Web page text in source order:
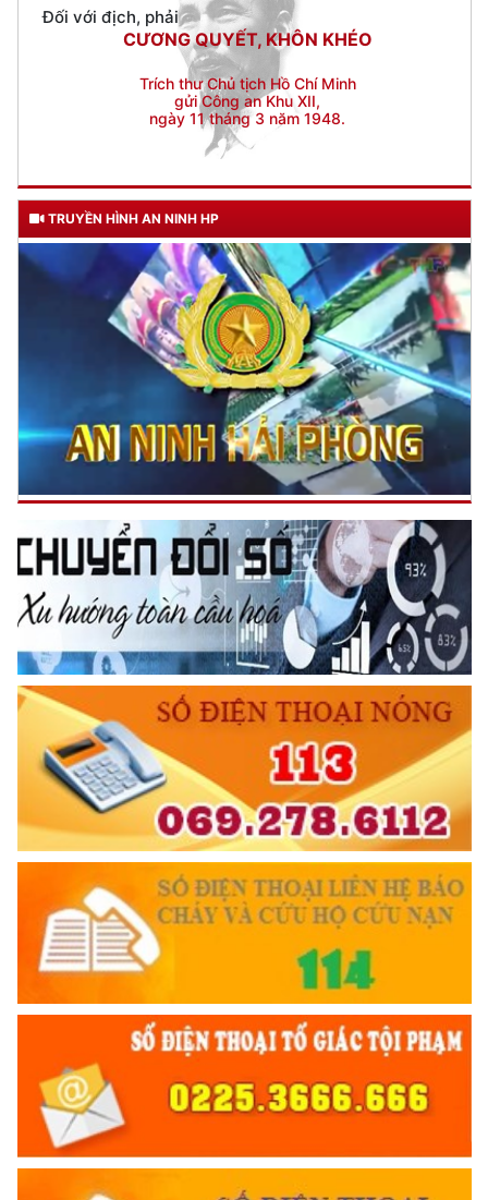
gửi Công an Khu XII,
ngày 11 tháng 3 năm 1948.
TRUYỀN HÌNH AN NINH HP